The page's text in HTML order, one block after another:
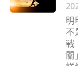
明
不
戰
關